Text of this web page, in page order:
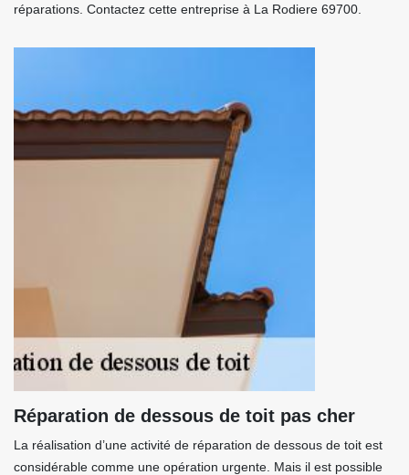
réparations. Contactez cette entreprise à La Rodiere 69700.
Réparation de dessous de toit pas cher
La réalisation d’une activité de réparation de dessous de toit est
considérable comme une opération urgente. Mais il est possible